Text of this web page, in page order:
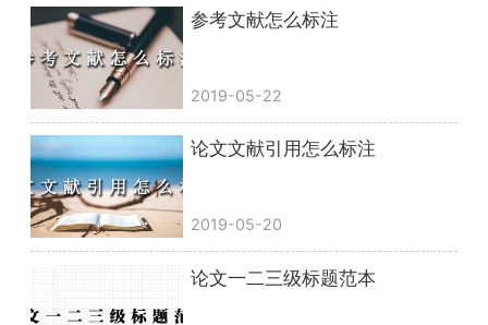
参考文献怎么标注
2019-05-22
论文文献引用怎么标注
2019-05-20
论文一二三级标题范本